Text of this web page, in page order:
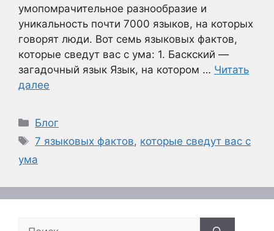
умопомрачительное разнообразие и
уникальность почти 7000 языков, на которых
говорят люди. Вот семь языковых фактов,
которые сведут вас с ума: 1. Баскский —
загадочный язык Язык, на котором … Читать
далее
Рубрики
Блог
Метки
7 языковых фактов, которые сведут вас с
ума
Поиск: